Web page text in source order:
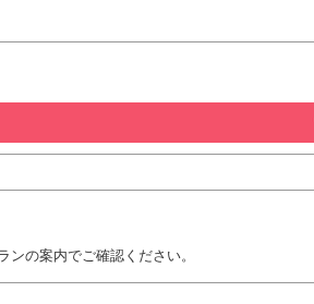
の案内でご確認ください。